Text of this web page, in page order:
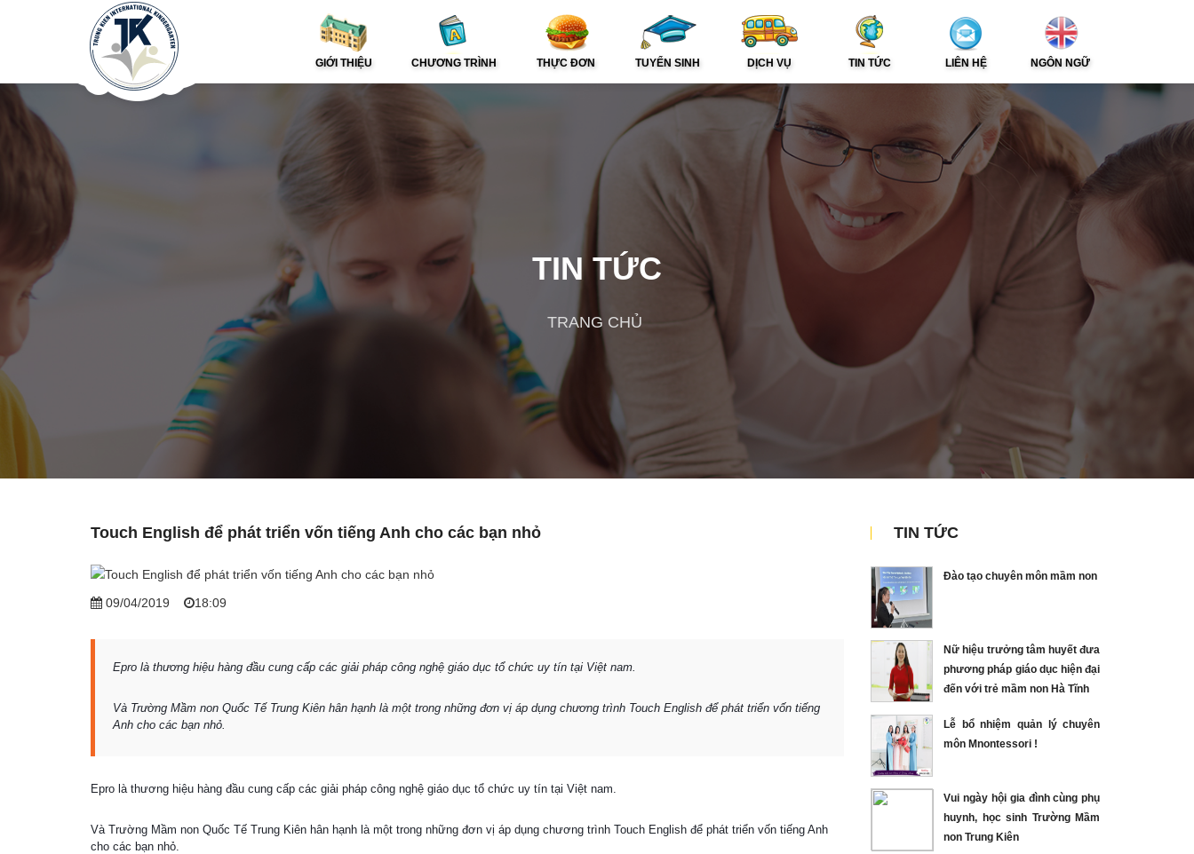
GIỚI THIỆU CHƯƠNG TRÌNH THỰC ĐƠN TUYỂN SINH DỊCH VỤ TIN TỨC LIÊN HỆ NGÔN NGỮ
TIN TỨC
TRANG CHỦ
Touch English để phát triển vốn tiếng Anh cho các bạn nhỏ
09/04/2019 18:09
Epro là thương hiệu hàng đầu cung cấp các giải pháp công nghệ giáo dục tổ chức uy tín tại Việt nam.
Và Trường Mầm non Quốc Tế Trung Kiên hân hạnh là một trong những đơn vị áp dụng chương trình Touch English để phát triển vốn tiếng
Anh cho các bạn nhỏ.
Epro là thương hiệu hàng đầu cung cấp các giải pháp công nghệ giáo dục tổ chức uy tín tại Việt nam.
Và Trường Mầm non Quốc Tế Trung Kiên hân hạnh là một trong những đơn vị áp dụng chương trình Touch English để phát triển vốn tiếng Anh
cho các bạn nhỏ.
TIN TỨC
Đào tạo chuyên môn mầm non
Nữ hiệu trưởng tâm huyết đưa
phương pháp giáo dục hiện đại
đến với trẻ mầm non Hà Tĩnh
Lễ bổ nhiệm quản lý chuyên
môn Mnontessori !
Vui ngày hội gia đình cùng phụ
huynh, học sinh Trường Mầm
non Trung Kiên